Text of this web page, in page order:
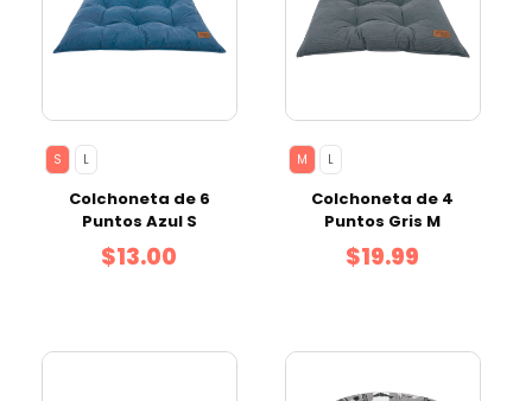
S L
Colchoneta de 6
Puntos Azul S
$13.00
M L
Colchoneta de 4
Puntos Gris M
$19.99